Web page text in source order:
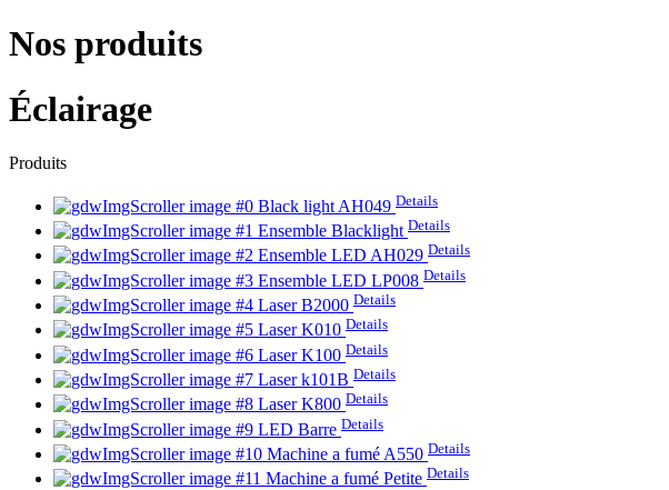
Nos produits
Éclairage
Produits
Black light AH049 Details
Ensemble Blacklight Details
Ensemble LED AH029 Details
Ensemble LED LP008 Details
Laser B2000 Details
Laser K010 Details
Laser K100 Details
Laser k101B Details
Laser K800 Details
LED Barre Details
Machine a fumé A550 Details
Machine a fumé Petite Details